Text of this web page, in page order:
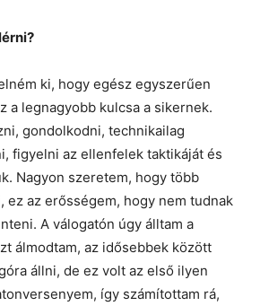
ki, hogy egész egyszerűen
a legnagyobb kulcsa a sikernek.
gondolkodni, technikailag
figyelni az ellenfelek taktikáját és
Nagyon szeretem, hogy több
ez az erősségem, hogy nem tudnak
A válogatón úgy álltam a
álmodtam, az idősebbek között
állni, de ez volt az első ilyen
így számítottam rá,